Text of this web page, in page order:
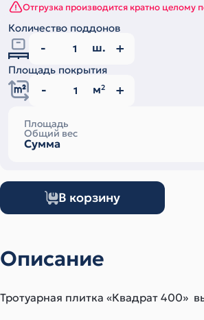
Отгрузка производится кратно целому
Количество поддонов
ш.
Площадь покрытия
м2
Площадь
Общий вес
Сумма
В корзину
Описание
Тротуарная плитка «Квадрат 400»